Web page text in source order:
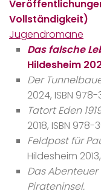
Vollständigkeit)
Jugendromane
Das falsche
Hildesheim
Der
2024, ISBN
Tatort Eden
2018, ISBN
Feldpost für
Hildesheim
Das
Pirateninsel.